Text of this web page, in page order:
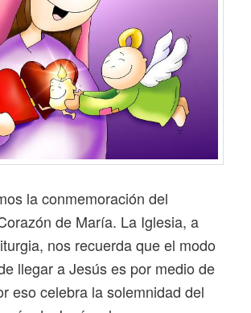
la conmemoración del
de María. La Iglesia, a
nos recuerda que el modo
llegar a Jesús es por medio de
eso celebra la solemnidad del